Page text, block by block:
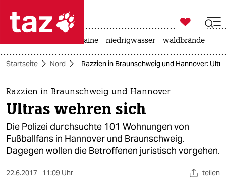
 taz zahl ich
taz zahl ich
themen
politik
öko
gesellschaft

taz zahl ich
krieg in der ukraine niedrigwasser waldbrände
Startseite Nord Razzien in Braunschweig und Hannover:
Razzien in Braunschweig und Hannover
Ultras wehren sich
Die Polizei durchsuchte 101 Wohnungen von
Fußballfans in Hannover und Braunschweig.
Dagegen wollen die Betroffenen juristisch vorgehen.
22.6.2017 11:09 Uhr teilen